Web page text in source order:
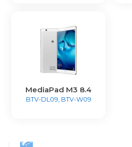
MediaPad M3 8.4
BTV-DL09, BTV-W09